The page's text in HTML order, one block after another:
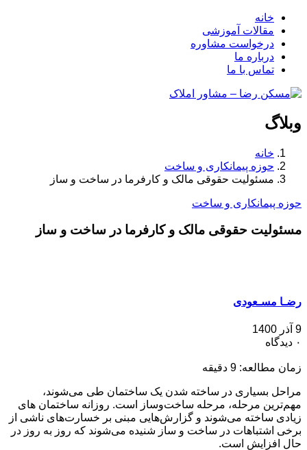
خانه
مقالات آموزشی
درخواست مشاوره
درباره ما
تماس با ما
وبلاگ
خانه
حوزه پیمانکاری و ساخت
مسئولیت حقوقی مالک و کارفرما در ساخت و ساز
حوزه پیمانکاری و ساخت
مسئولیت حقوقی مالک و کارفرما در ساخت و ساز
رضـا مسـعودی
9 آذر 1400
۰ دیدگاه
زمان مطالعه: 9 دقیقه
مراحل بسیاری در ساخته شدن یک ساختمان طی می‌شوند،
مهم‌ترین مرحله، مرحله ساخت‌وساز است. روزانه ساختمان های
زیادی ساخته می‌شوند و گزارش‌هایی مبنی بر خسارت‌های ناشی از
برخی اشتباهات در ساخت و ساز شنیده می‌شوند که روز به روز در
حال افزایش است.